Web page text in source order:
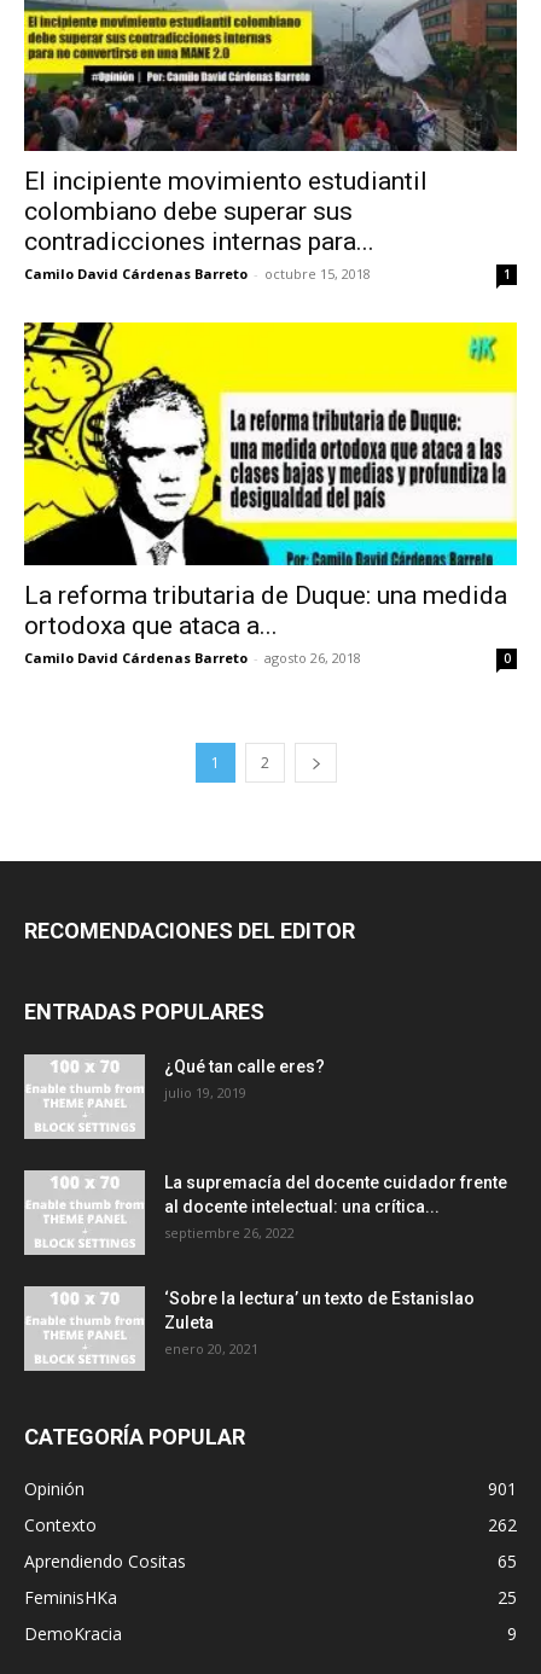
El incipiente movimiento estudiantil
colombiano debe superar sus
contradicciones internas para...
Camilo David Cárdenas Barreto - octubre 15, 2018 1
La reforma tributaria de Duque: una medida
ortodoxa que ataca a...
Camilo David Cárdenas Barreto - agosto 26, 2018 0
1 2
RECOMENDACIONES DEL EDITOR
ENTRADAS POPULARES
¿Qué tan calle eres?
julio 19, 2019
La supremacía del docente cuidador frente
al docente intelectual: una crítica...
septiembre 26, 2022
‘Sobre la lectura’ un texto de Estanislao
Zuleta
enero 20, 2021
CATEGORÍA POPULAR
Opinión
901
Contexto
262
Aprendiendo Cositas
65
FeminisHKa
25
DemoKracia
9